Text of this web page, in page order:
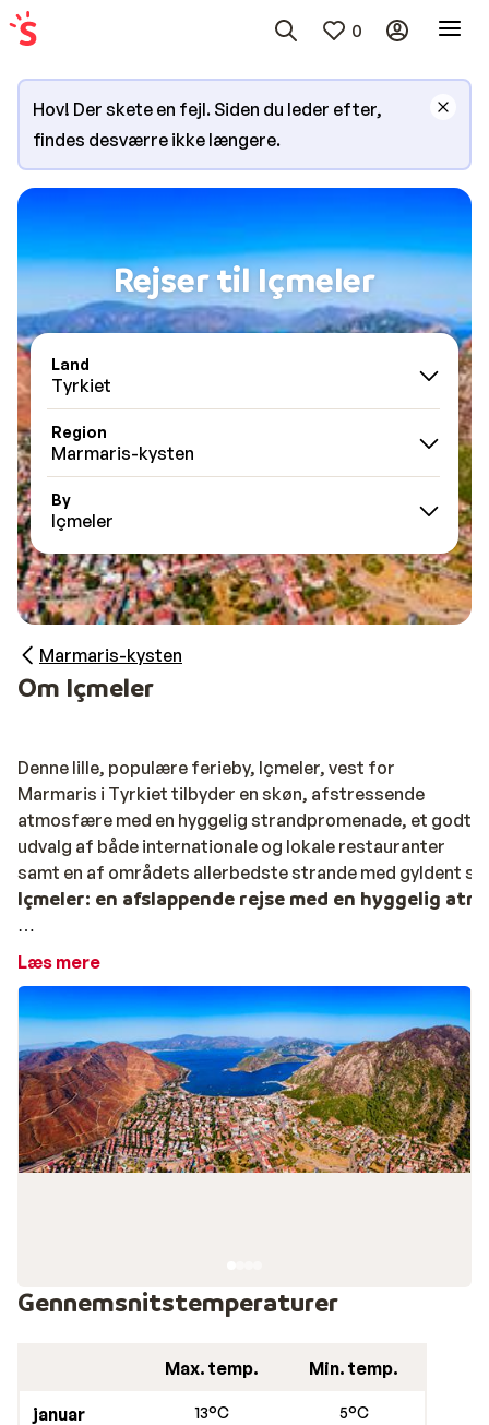
0
Hov! Der skete en fejl. Siden du leder efter,
findes desværre ikke længere.
Rejser til Içmeler
Land
Tyrkiet
Region
Marmaris-kysten
By
Içmeler
Marmaris-kysten
Om Içmeler
Denne lille, populære ferieby, Içmeler, vest for
Marmaris i Tyrkiet tilbyder en skøn, afstressende
atmosfære med en hyggelig strandpromenade, et godt
udvalg af både internationale og lokale restauranter
samt en af områdets allerbedste strande med gyldent
Içmeler: en afslappende rejse med en hyggelig
Içmeler anbefales både til børnefamilier, der gerne vil
tilbyde, samt til voksne, der gerne vil holde en
afslappende ferie til lave priser. Kanalen Ozmangazi
løber gennem byen, hvis veje og torve er prydet af
farverige bourgonvillaer og grønne træer og buske.
Içmeler er en lille perle ved det Ægæiske Hav på
Tyrkiets sydkyst, kun 9 km fra den sprudlende ferieby,
Rejs billigt sydpå til Içmeler
atmosfære, og vi har All Inclusive hoteller med gode
faciliteter til dem, der ønsker at holde en nem og
Læs mere
Gennemsnitstemperaturer
Max. temp. Min. temp.
januar 13°C 5°C